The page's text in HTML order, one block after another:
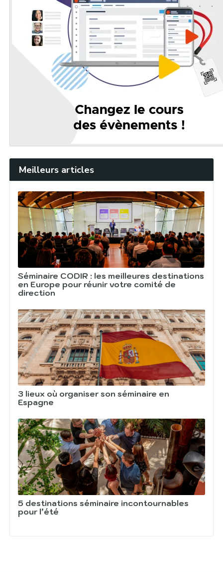
Meilleurs articles
Séminaire CODIR : les meilleures destinations
en Europe pour réunir votre comité de
direction
3 lieux où organiser son séminaire en
Espagne
5 destinations séminaire incontournables
pour l’été